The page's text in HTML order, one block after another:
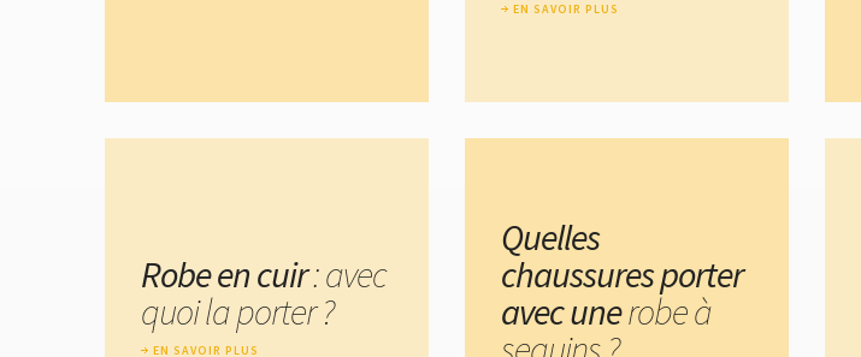
EN SAVOIR PLUS
Robe en cuir: avec
quoi la porter ?
EN SAVOIR PLUS
Quelles
chaussures porter
avec unerobe à